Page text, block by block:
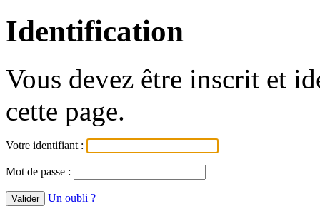
Identification
Vous devez être inscrit et
cette page.
Votre identifiant :
Mot de passe :
Un oubli ?